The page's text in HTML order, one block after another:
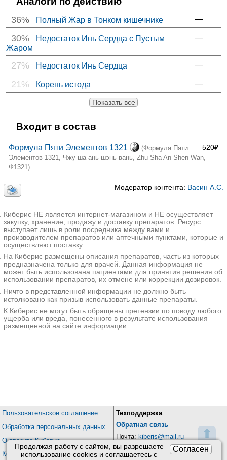
⬆
Согласен
Продолжая работу с сайтом, вы разрешаете
использование сookies и соглашаетесь с
36% —
Полный Жар в Тонком кишечнике
30% —
Недостаток Инь Сердца с Пустым
Жаром
27% —
Недостаток Инь Сердца
21% —
Корень истода
Показать все
Входит в состав
520₽
Формула Пяти Элементов 1321
(Формула Пяти
Элементов 1321, Чжу ша ань шэнь вань, Zhu Sha An Shen Wan,
Ф1321)
Модератор контента: Васин А.С.
Киберис НЕ является интернет-магазином и НЕ осуществляет
закупку, хранение, продажу и доставку препаратов. Ресурс
выступает лишь в роли посредника между вами и
производителем препаратов или аптечными пунктами, которые и
осуществляют поставку.
На Киберис размещены описания препаратов, часть из которых
предназначена только для врачей. Данная информация не
может быть использована пациентами для принятия решения об
использовании препаратов, их отмене или коррекции дозировок.
Ничто в представленной информации не должно быть
истолковано как призыв использовать данные препараты.
К Киберис не могут быть обращены претензии по поводу любого
ущерба или вреда, понесенного в результате использования
размещенной на сайте информации.
Пользовательское соглашение
Обработка персональных данных
О проекте Киберис
Контакты
Техподдержка:
Обратная связь
Почта: kiberis@mail.ru